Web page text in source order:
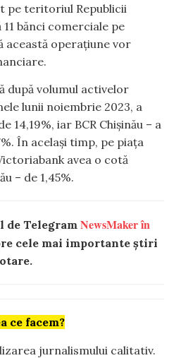
pe teritoriul Republicii
bănci comerciale pe
această operațiune vor
după volumul activelor
lunii noiembrie 2023, a
14,19%, iar BCR Chișinău – a
În același timp, pe piața
avea o cotă
– de 1,45%.
de Telegram NewsMaker în
cele mai importante știri
ce facem?
jurnalismului calitativ.